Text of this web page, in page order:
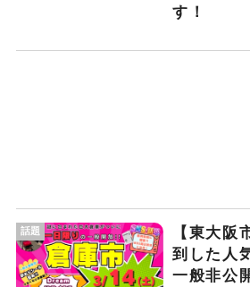
す！
【東大阪
到した人
一般非公
話題